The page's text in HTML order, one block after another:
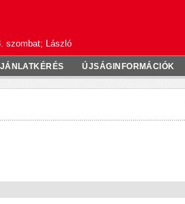
szombat; László
ÚJSÁGINFORMÁCIÓK